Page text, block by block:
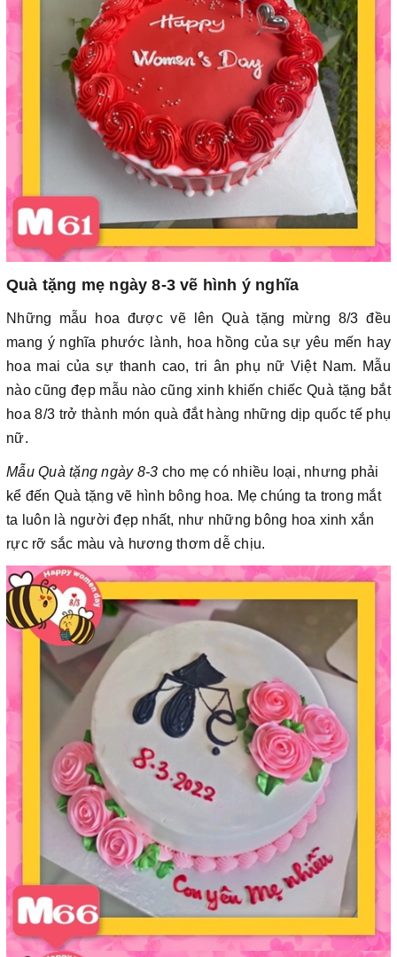
Quà tặng mẹ ngày 8-3 vẽ hình ý nghĩa
Những mẫu hoa được vẽ lên Quà tặng mừng 8/3 đều
mang ý nghĩa phước lành, hoa hồng của sự yêu mến hay
hoa mai của sự thanh cao, tri ân phụ nữ Việt Nam. Mẫu
nào cũng đẹp mẫu nào cũng xinh khiến chiếc Quà tặng bắt
hoa 8/3 trở thành món quà đắt hàng những dịp quốc tế phụ
nữ.
Mẫu Quà tặng ngày 8-3 cho mẹ có nhiều loại, nhưng phải
kể đến Quà tặng vẽ hình bông hoa. Mẹ chúng ta trong mắt
ta luôn là người đẹp nhất, như những bông hoa xinh xắn
rực rỡ sắc màu và hương thơm dễ chịu.